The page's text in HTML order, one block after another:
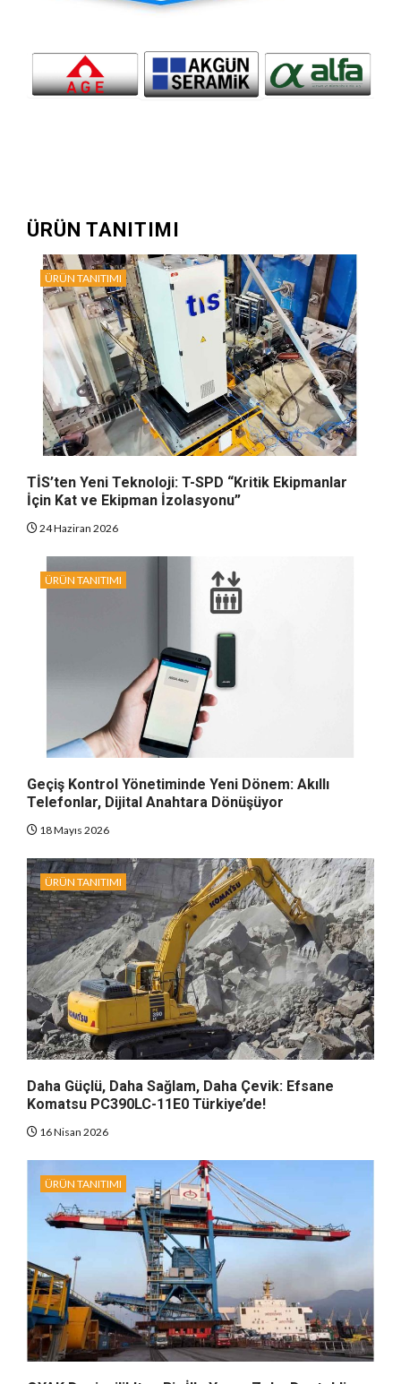
ÜRÜN TANITIMI
ÜRÜN TANITIMI
TİS’ten Yeni Teknoloji: T-SPD “Kritik Ekipmanlar
İçin Kat ve Ekipman İzolasyonu”
24 Haziran 2026
ÜRÜN TANITIMI
Geçiş Kontrol Yönetiminde Yeni Dönem: Akıllı
Telefonlar, Dijital Anahtara Dönüşüyor
18 Mayıs 2026
ÜRÜN TANITIMI
Daha Güçlü, Daha Sağlam, Daha Çevik: Efsane
Komatsu PC390LC-11E0 Türkiye’de!
16 Nisan 2026
ÜRÜN TANITIMI